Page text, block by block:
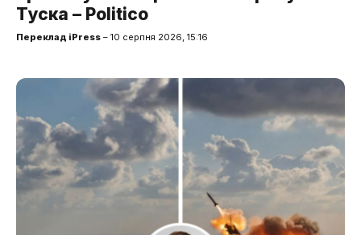
Туска – Politico
Переклад iPress – 10 серпня 2026, 15:16